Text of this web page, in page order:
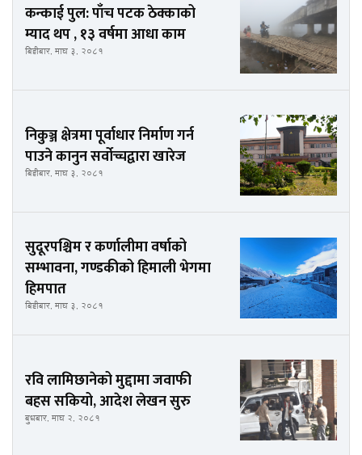
कन्काई पुल: पाँच पटक ठेक्काको
म्याद थप , १३ वर्षमा आधा काम
बिहीबार, माघ ३, २०८१
निकुञ्ज क्षेत्रमा पूर्वाधार निर्माण गर्न
पाउने कानुन सर्वोच्चद्वारा खारेज
बिहीबार, माघ ३, २०८१
सुदूरपश्चिम र कर्णालीमा वर्षाको
सम्भावना, गण्डकीको हिमाली भेगमा
हिमपात
बिहीबार, माघ ३, २०८१
रवि लामिछानेको मुद्दामा जवाफी
बहस सकियो, आदेश लेखन सुरु
बुधबार, माघ २, २०८१